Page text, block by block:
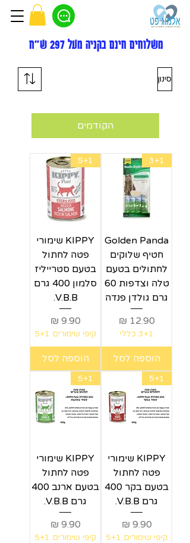
משלוחים חינם בקניה מעל 297 ש"ח
סינון
הקודמים
3+1
Golden Panda
חטיף שלוקים
לחתולים בטעם
טלה וצדפות 60
גרם גולדן פנדה
מחיר
3+1 כללי
הוספה לסל
5+1
KIPPY שימורי
פטה לחתול
בטעם סטרייליז
סלמון 400 גרם
V.B.B.
מחיר
קיפי שימורים 5+1
הוספה לסל
5+1
KIPPY שימורי
פטה לחתול
בטעם בקר 400
גרם V.B.B.
מחיר
קיפי שימורים 5+1
5+1
KIPPY שימורי
פטה לחתול
בטעם ארנב 400
גרם V.B.B.
מחיר
קיפי שימורים 5+1